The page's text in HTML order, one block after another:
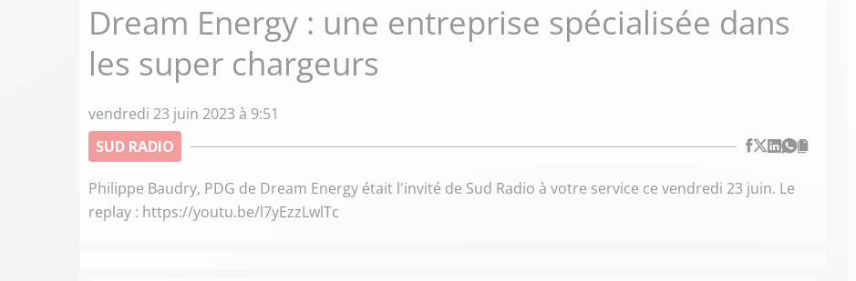
Dream Energy : une entreprise spécialisée dans
les super chargeurs
vendredi 23 juin 2023 à 9:51
SUD RADIO
Philippe Baudry, PDG de Dream Energy était l'invité de Sud Radio à votre service ce vendredi 23 juin. Le
replay : https://youtu.be/l7yEzzLwlTc